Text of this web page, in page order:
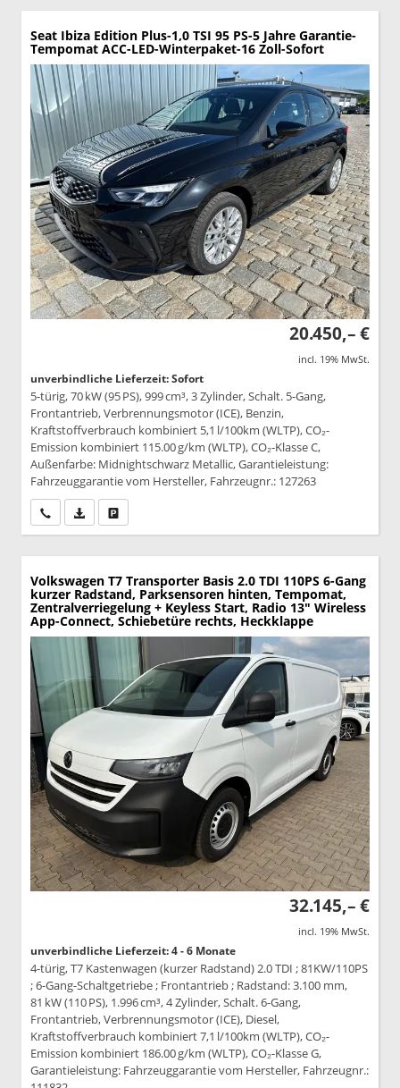
Seat Ibiza Edition Plus-1,0 TSI 95 PS-5 Jahre Garantie-
Tempomat ACC-LED-Winterpaket-16 Zoll-Sofort
20.450,– €
incl. 19% MwSt.
unverbindliche Lieferzeit: Sofort
5-türig, 70 kW (95 PS), 999 cm³, 3 Zylinder, Schalt. 5-Gang,
Frontantrieb, Verbrennungsmotor (ICE), Benzin,
Kraftstoffverbrauch kombiniert 5,1 l/100km (WLTP), CO₂-
Emission kombiniert 115.00 g/km (WLTP), CO₂-Klasse C,
Außenfarbe: Midnightschwarz Metallic, Garantieleistung:
Fahrzeuggarantie vom Hersteller, Fahrzeugnr.: 127263
Wir rufen Sie anPDF-Datei, Fahrzeugexposé drucken
Volkswagen T7 Transporter Basis 2.0 TDI 110PS 6-Gang
kurzer Radstand, Parksensoren hinten, Tempomat,
Zentralverriegelung + Keyless Start, Radio 13" Wireless
App-Connect, Schiebetüre rechts, Heckklappe
32.145,– €
incl. 19% MwSt.
unverbindliche Lieferzeit: 4 - 6 Monate
4-türig, T7 Kastenwagen (kurzer Radstand) 2.0 TDI ; 81KW/110PS
; 6-Gang-Schaltgetriebe ; Frontantrieb ; Radstand: 3.100 mm,
81 kW (110 PS), 1.996 cm³, 4 Zylinder, Schalt. 6-Gang,
Frontantrieb, Verbrennungsmotor (ICE), Diesel,
Kraftstoffverbrauch kombiniert 7,1 l/100km (WLTP), CO₂-
Emission kombiniert 186.00 g/km (WLTP), CO₂-Klasse G,
Garantieleistung: Fahrzeuggarantie vom Hersteller, Fahrzeugnr.: